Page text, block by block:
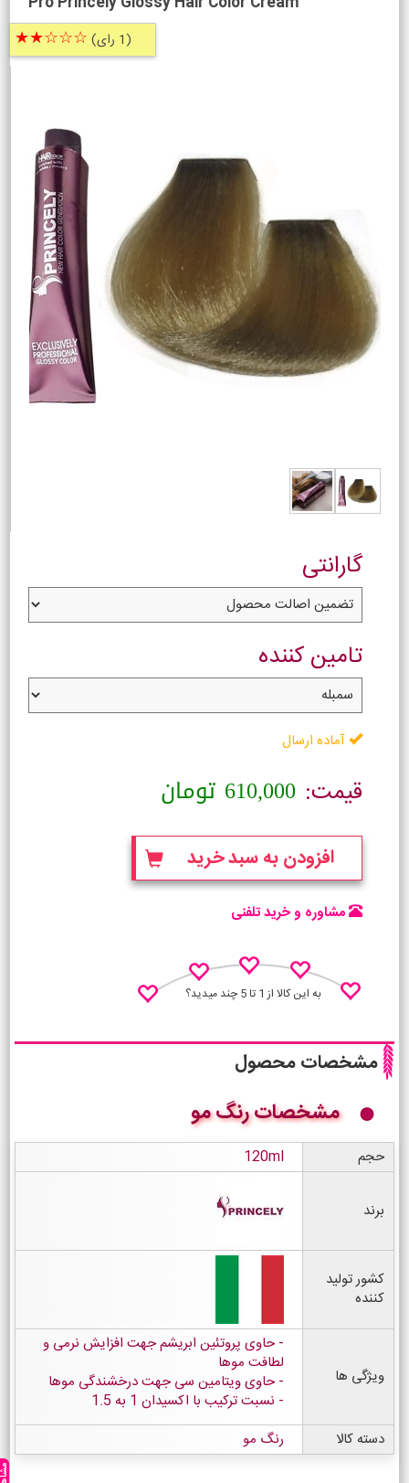
(1 رای) ☆☆☆★★
گارانتی
تامین کننده
آماده ارسال
قیمت: 610,000 تومان
افزودن به سبد خرید
مشاوره و خرید تلفنی
به این کالا از 1 تا 5 چند میدید؟
نظـر منو اعلام کن
مشخصات محصول
مشخصات رنگ مو
حجم 120ml
برند
کشور تولید
کننده
ویژگی ها
حاوی پروتئین ابریشم جهت افزایش نرمی و
لطافت موها
حاوی ویتامین سی جهت درخشندگی موها
نسبت ترکیب با اکسیدان 1 به 1.5
دسته کالا
رنگ مو